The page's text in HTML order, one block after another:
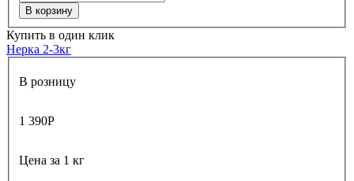
В корзину
Купить в один клик
Нерка 2-3кг
В розницу
1 390Р
Цена за 1 кг